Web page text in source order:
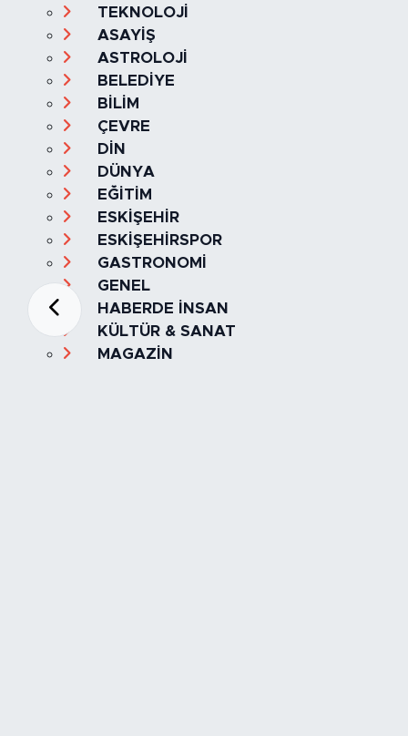
TEKNOLOJİ
ASAYİŞ
ASTROLOJİ
BELEDİYE
BİLİM
ÇEVRE
DİN
DÜNYA
EĞİTİM
ESKİŞEHİR
ESKİŞEHİRSPOR
GASTRONOMİ
GENEL
HABERDE İNSAN
KÜLTÜR & SANAT
MAGAZİN